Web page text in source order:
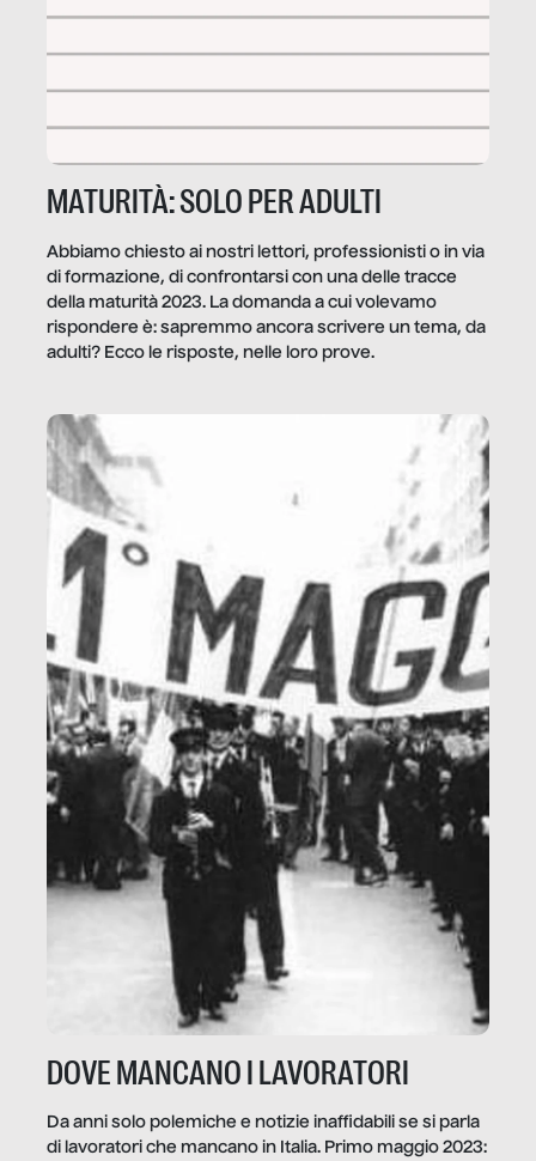
MATURITÀ: SOLO PER ADULTI
Abbiamo chiesto ai nostri lettori, professionisti o in via
di formazione, di confrontarsi con una delle tracce
della maturità 2023. La domanda a cui volevamo
rispondere è: sapremmo ancora scrivere un tema, da
adulti? Ecco le risposte, nelle loro prove.
DOVE MANCANO I LAVORATORI
Da anni solo polemiche e notizie inaffidabili se si parla
di lavoratori che mancano in Italia. Primo maggio 2023: